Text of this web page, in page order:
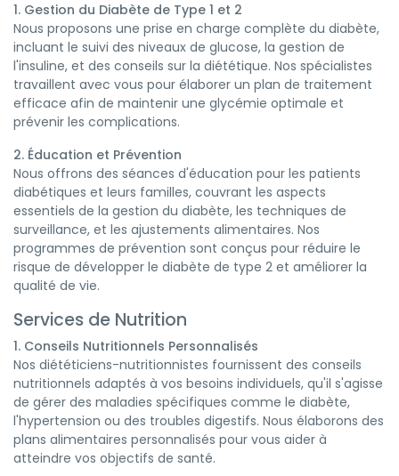
1. Gestion du Diabète de Type 1 et 2
Nous proposons une prise en charge complète du diabète,
incluant le suivi des niveaux de glucose, la gestion de
l'insuline, et des conseils sur la diététique. Nos spécialistes
travaillent avec vous pour élaborer un plan de traitement
efficace afin de maintenir une glycémie optimale et
prévenir les complications.
2. Éducation et Prévention
Nous offrons des séances d'éducation pour les patients
diabétiques et leurs familles, couvrant les aspects
essentiels de la gestion du diabète, les techniques de
surveillance, et les ajustements alimentaires. Nos
programmes de prévention sont conçus pour réduire le
risque de développer le diabète de type 2 et améliorer la
qualité de vie.
Services de Nutrition
1. Conseils Nutritionnels Personnalisés
Nos diététiciens-nutritionnistes fournissent des conseils
nutritionnels adaptés à vos besoins individuels, qu'il s'agisse
de gérer des maladies spécifiques comme le diabète,
l'hypertension ou des troubles digestifs. Nous élaborons des
plans alimentaires personnalisés pour vous aider à
atteindre vos objectifs de santé.